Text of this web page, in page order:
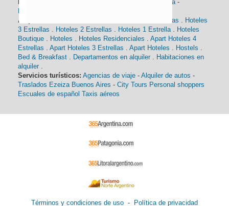
Historia-
Alojamiento:
Hoteles 4 Estrellas . Hoteles
3 Estrellas . Hoteles 2 Estrellas . Hoteles 1 Estrella. Hoteles
Boutique . Hoteles . Hoteles Residenciales . Apart Hoteles 4
Estrellas . Apart Hoteles 3 Estrellas . Apart Hoteles . Hostels .
Bed & Breakfast . Departamentos en alquiler . Habitaciones en
alquiler .
Servicios turísticos: Agencias de viaje - Alquiler de autos -
Traslados Ezeiza Buenos Aires - City Tours Personal shoppers
Escuales de español Taxis aéreos
Términos y condiciones de uso - Política de privacidad